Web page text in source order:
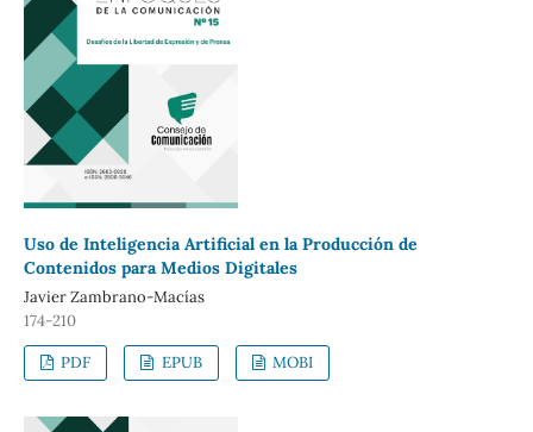
Uso de Inteligencia Artificial en la Producción de
Contenidos para Medios Digitales
Javier Zambrano-Macías
174-210
PDF EPUB MOBI